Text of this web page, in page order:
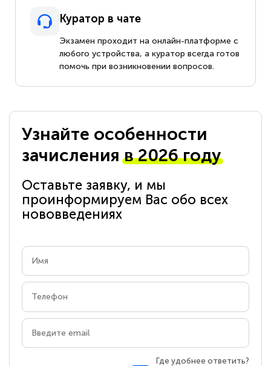
Куратор в чате
Экзамен проходит на онлайн-платформе с
любого устройства, а куратор всегда готов
помочь при возникновении вопросов.
Узнайте особенности
зачисленияв 2026 году
Оставьте заявку, и мы
проинформируем Вас обо всех
нововведениях
Где удобнее ответить?